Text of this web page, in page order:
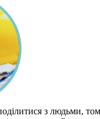
з людьми,